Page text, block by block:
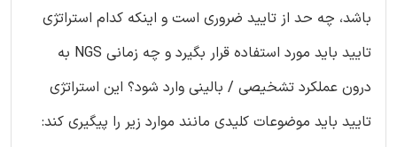
باشد، چه حد از تایید ضروری است و اینکه کدام استراتژی
تایید باید مورد استفاده قرار بگیرد و چه زمانی NGS به
درون عملکرد تشخیصی / بالینی وارد شود؟ این استراتژی
تایید باید موضوعات کلیدی مانند موارد زیر را پیگیری کند: